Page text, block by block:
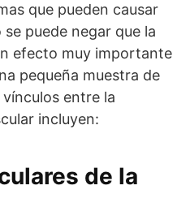
que pueden causar
puede negar que la
efecto muy importante
pequeña muestra de
entre la
incluyen:
de la